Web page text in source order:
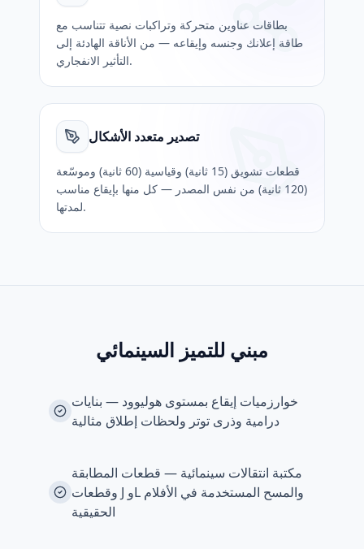
بطاقات عناوين متحركة وتراكبات نصية تتناسب مع
طاقة إعلانك وجنسه وإيقاعه — من الأناقة الهادئة إلى
التأثير الانفجاري.
تصدير متعدد الأشكال
قطعات تشويق (15 ثانية) وقياسية (60 ثانية) وموسّعة
(120 ثانية) من نفس المصدر — كل منها بإيقاع مناسب
لمدتها.
مبني للتميز السينمائي
خوارزميات إيقاع بمستوى هوليوود — بنايات
درامية وذرى توتر ولحظات إطلاق مثالية
مكتبة انتقالات سينمائية — قطعات المطابقة
وقطعات J وL والمسح المستخدمة في الأفلام
الحقيقية